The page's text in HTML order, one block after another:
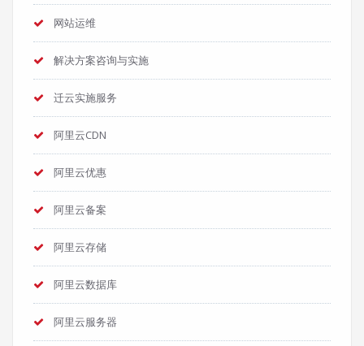
网站运维
解决方案咨询与实施
迁云实施服务
阿里云CDN
阿里云优惠
阿里云备案
阿里云存储
阿里云数据库
阿里云服务器